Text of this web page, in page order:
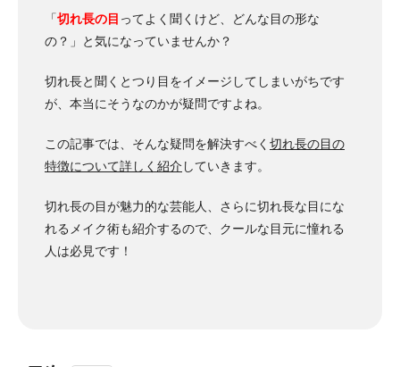
「切れ長の目 ってよく聞くけど、どんな目の形な
の？」と気になっていませんか？
切れ長と聞くとつり目をイメージしてしまいがちです
が、本当にそうなのかが疑問ですよね。
この記事では、そんな疑問を解決すべく 切れ長の目の
特徴について詳しく紹介 していきます。
切れ長の目が魅力的な芸能人、さらに切れ長な目にな
れるメイク術も紹介するので、クールな目元に憧れる
人は必見です！